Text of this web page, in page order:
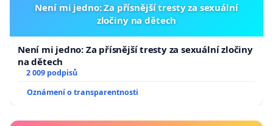
Není mi jedno: Za přísnější tresty za sexuální
zločiny na dětech
Není mi jedno: Za přísnější tresty za sexuální zločiny
na dětech
2 009 podpisů
Oznámení o transparentnosti